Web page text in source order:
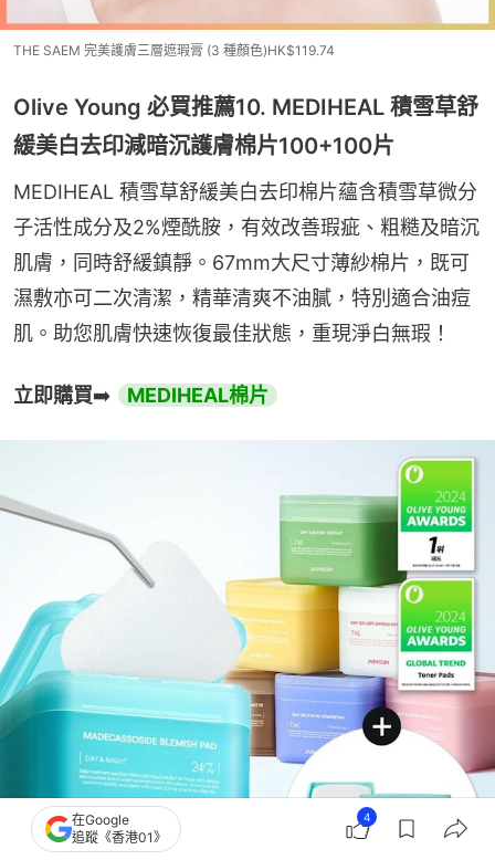
THE SAEM 完美護膚三層遮瑕膏 (3 種顏色)HK$119.74
Olive Young 必買推薦10. MEDIHEAL 積雪草舒
緩美白去印減暗沉護膚棉片100+100片
MEDIHEAL 積雪草舒緩美白去印棉片蘊含積雪草微分
子活性成分及2%煙酰胺，有效改善瑕疵、粗糙及暗沉
肌膚，同時舒緩鎮靜。67mm大尺寸薄紗棉片，既可
濕敷亦可二次清潔，精華清爽不油膩，特別適合油痘
肌。助您肌膚快速恢復最佳狀態，重現淨白無瑕！
立即購買➡️ MEDIHEAL棉片
在Google
追蹤《香港01》
4